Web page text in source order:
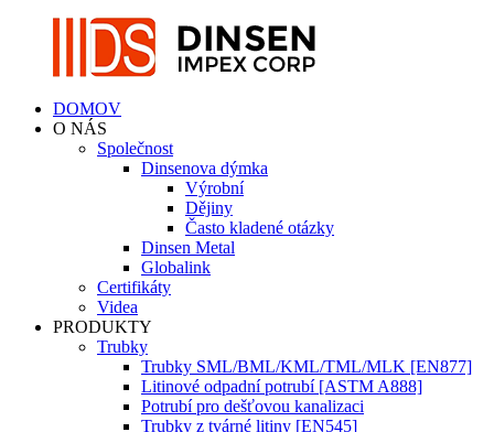
DOMOV
O NÁS
Společnost
Dinsenova dýmka
Výrobní
Dějiny
Často kladené otázky
Dinsen Metal
Globalink
Certifikáty
Videa
PRODUKTY
Trubky
Trubky SML/BML/KML/TML/MLK [EN877]
Litinové odpadní potrubí [ASTM A888]
Potrubí pro dešťovou kanalizaci
Trubky z tvárné litiny [EN545]